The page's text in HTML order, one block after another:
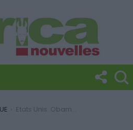
Etats Unis. Obama contre la réforme du droit de citoyenneté